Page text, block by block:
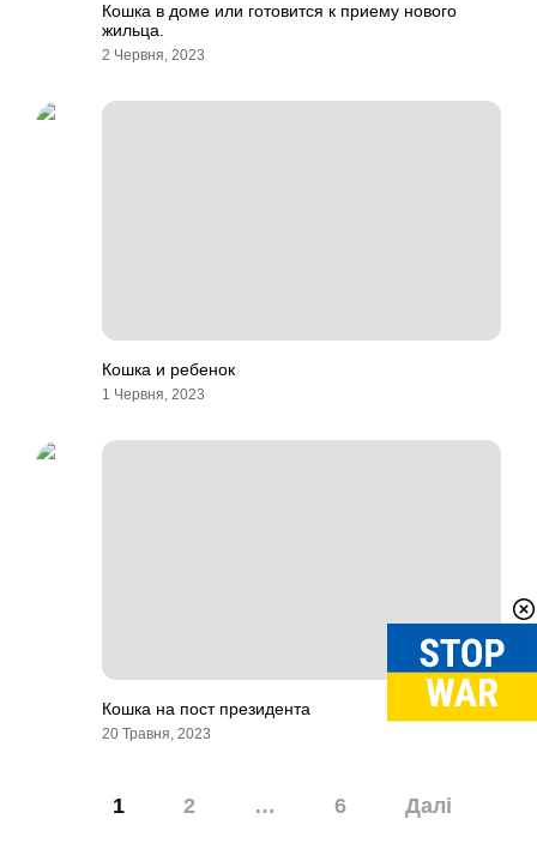
Кошка в доме или готовится к приему нового
жильца.
2 Червня, 2023
Кошка и ребенок
1 Червня, 2023
Кошка на пост президента
20 Травня, 2023
1 2 … 6 Далі